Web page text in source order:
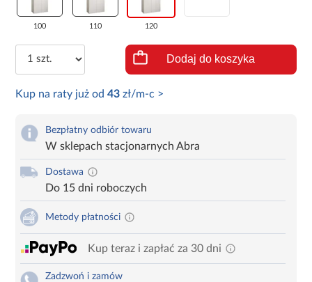
100 110 120
Dodaj do koszyka
Kup na raty już od43 zł/m-c >
Bezpłatny odbiór towaru
W sklepach stacjonarnych Abra
Dostawa
Do 15 dni roboczych
Metody płatności
Kup teraz i zapłać za 30 dni
Zadzwoń i zamów